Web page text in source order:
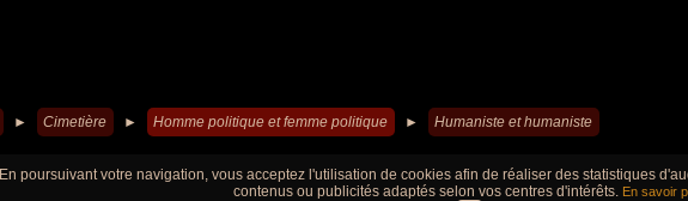
► Cimetière ► Homme politique et femme politique ► Humaniste et humaniste
En poursuivant votre navigation, vous acceptez l'utilisation de cookies afin de réaliser des statistiques
contenus ou publicités adaptés selon vos centres d'intérêts. En savoir